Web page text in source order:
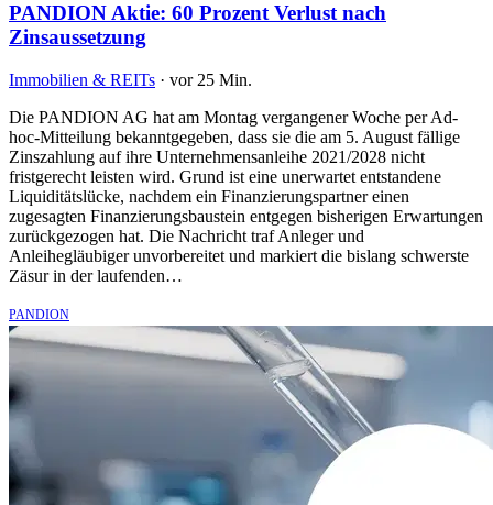
PANDION Aktie: 60 Prozent Verlust nach
Zinsaussetzung
Immobilien & REITs · vor 25 Min.
Die PANDION AG hat am Montag vergangener Woche per Ad-
hoc-Mitteilung bekanntgegeben, dass sie die am 5. August fällige
Zinszahlung auf ihre Unternehmensanleihe 2021/2028 nicht
fristgerecht leisten wird. Grund ist eine unerwartet entstandene
Liquiditätslücke, nachdem ein Finanzierungspartner einen
zugesagten Finanzierungsbaustein entgegen bisherigen Erwartungen
zurückgezogen hat. Die Nachricht traf Anleger und
Anleihegläubiger unvorbereitet und markiert die bislang schwerste
Zäsur in der laufenden…
PANDION